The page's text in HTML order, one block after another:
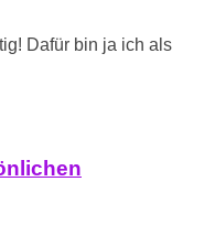
Dafür bin ja ich als